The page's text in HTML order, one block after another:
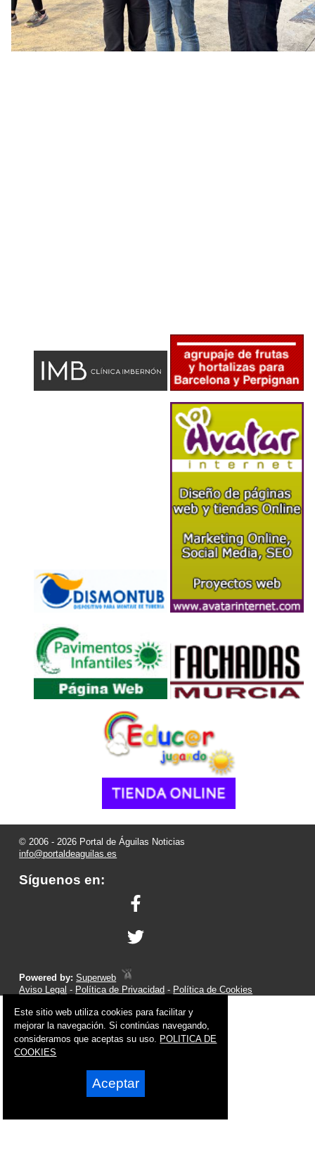
© 2006 - 2026 Portal de Águilas Noticias
info@portaldeaguilas.es
Síguenos en:
Powered by:Superweb
Aviso Legal - Política de Privacidad - Política de Cookies
Este sitio web utiliza cookies para facilitar y
mejorar la navegación. Si continúas navegando,
consideramos que aceptas su uso. POLITICA DE
COOKIES
Aceptar